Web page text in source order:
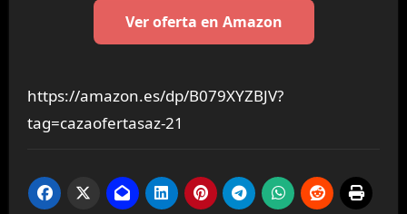
Ver oferta en Amazon
https://amazon.es/dp/B079XYZBJV?
tag=cazaofertasaz-21